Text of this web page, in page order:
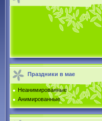
Праздники в мае
Неанимированные
Анимированные